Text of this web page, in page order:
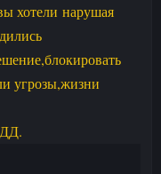
хотели нарушая
угрозы,жизни